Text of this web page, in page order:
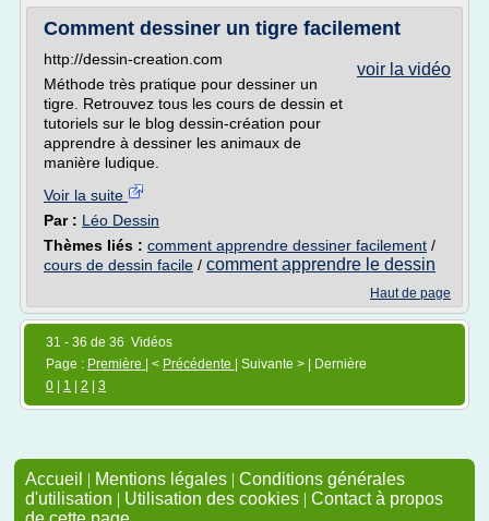
Comment dessiner un tigre facilement
voir la vidéo
http://dessin-creation.com
Méthode très pratique pour dessiner un
tigre. Retrouvez tous les cours de dessin et
tutoriels sur le blog dessin-création pour
apprendre à dessiner les animaux de
manière ludique.
Voir la suite
Par : Léo Dessin
Thèmes liés : comment apprendre dessiner facilement /
cours de dessin facile / comment apprendre le dessin
Haut de page
31 - 36 de 36 Vidéos
Page : Première | < Précédente
| Suivante > | Dernière
0
1 2 3
Accueil | Mentions légales | Conditions générales
d'utilisation | Utilisation des cookies | Contact à propos